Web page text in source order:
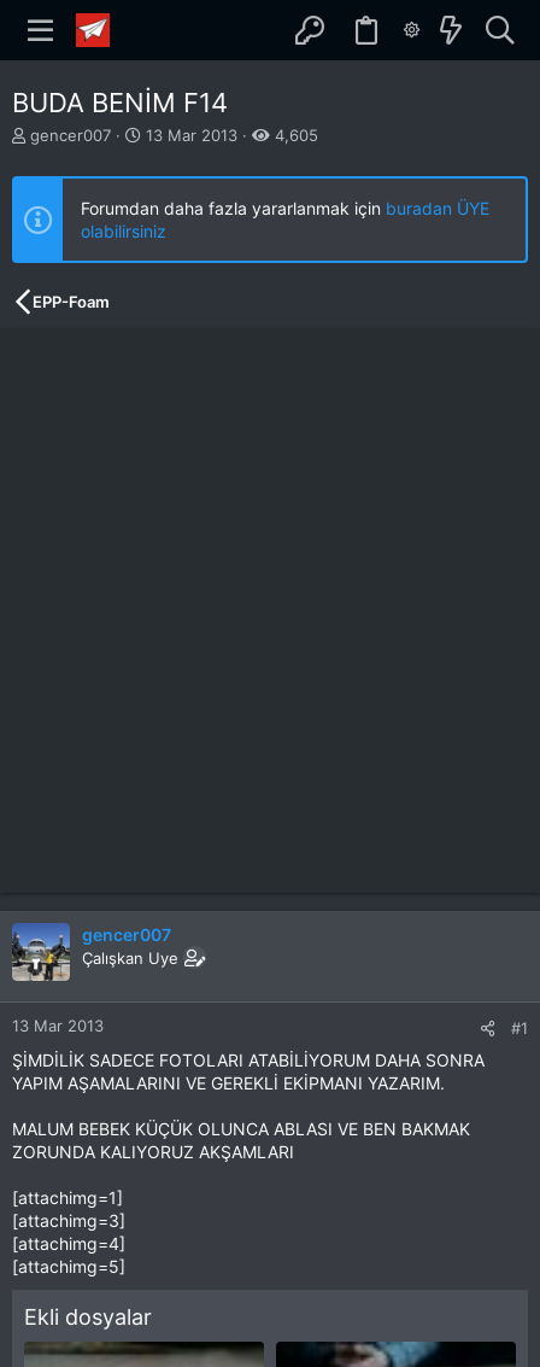
BUDA BENİM F14
K
n
u
u
b
a
gencer007
B
ş
a
n
g
13 Mar 2013 4,605
Forumdan daha fazla yararlanmak için buradan ÜYE
olabilirsiniz
EPP-Foam
gencer007
Çalışkan Uye
13 Mar 2013 #1
ŞİMDİLİK SADECE FOTOLARI ATABİLİYORUM DAHA SONRA
YAPIM AŞAMALARINI VE GEREKLİ EKİPMANI YAZARIM.
MALUM BEBEK KÜÇÜK OLUNCA ABLASI VE BEN BAKMAK
ZORUNDA KALIYORUZ AKŞAMLARI
[attachimg=1]
[attachimg=3]
[attachimg=4]
[attachimg=5]
Ekli dosyalar